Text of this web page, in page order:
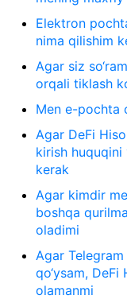
Elektron
nima qilishim
Agar siz
orqali tiklash
Men e-pochta
Agar DeFi
kirish
kerak
Agar kimdir
boshqa
oladimi
Agar
qo‘ysam,
olamanmi